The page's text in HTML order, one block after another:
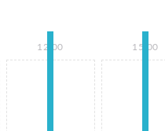
12:00 15:00